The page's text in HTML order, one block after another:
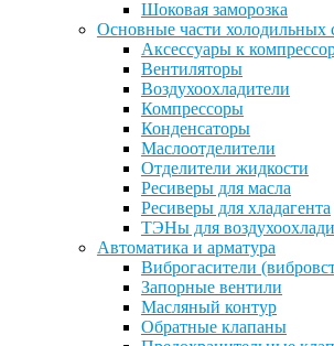
Шоковая заморозка
Основные части холодильных
Аксессуары к
Вентиляторы
Воздухоохладители
Компрессоры
Конденсаторы
Маслоотделители
Отделители жидкости
Ресиверы для масла
Ресиверы для хладагента
ТЭНы для
Автоматика и арматура
Виброгасители
Запорные вентили
Масляный контур
Обратные клапаны